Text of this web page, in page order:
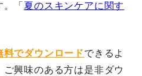
「 夏のスキンケアに関す
料でダウンロードできるよ
興味のある方は是非ダウ